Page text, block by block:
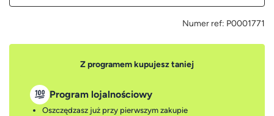
Numer ref: P0001771
Z programem kupujesz taniej
Program lojalnościowy
Oszczędzasz już przy pierwszym zakupie